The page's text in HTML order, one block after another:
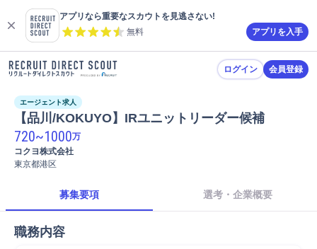
アプリなら重要なスカウトを見逃さない!
無料
アプリを入手
ログイン 会員登録
エージェント求人
【品川/KOKUYO】IRユニットリーダー候補
720~1000万
コクヨ株式会社
東京都港区
募集要項 選考・企業概要
職務内容